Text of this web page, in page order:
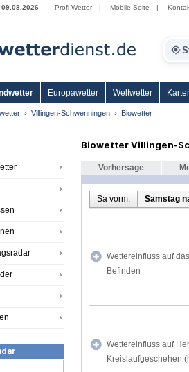
Profi-Wetter | Mobile Seite |
Europawetter Weltwetter
Villingen-Schwenningen Biowetter
Biowetter Villingen-
Vorhersage
Sa vorm. Samstag
Wettereinfluss auf
Befinden
Wettereinfluss auf
Kreislaufgeschehen